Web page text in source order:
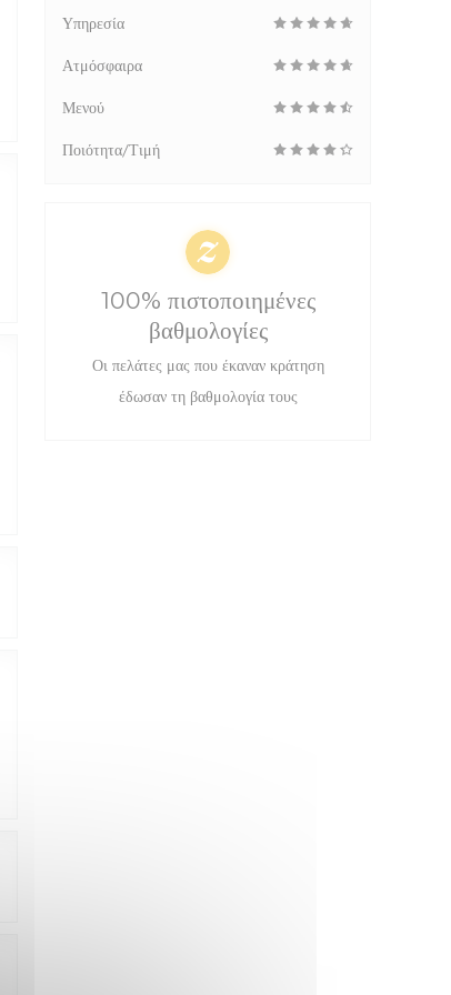
Υπηρεσία
Ατμόσφαιρα
Μενού
Ποιότητα/Τιμή
100% πιστοποιημένες
βαθμολογίες
Οι πελάτες μας που έκαναν κράτηση
έδωσαν τη βαθμολογία τους